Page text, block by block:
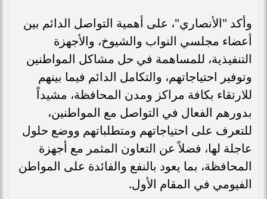
وأكد "الأنصاري"، على أهمية التواصل الدائم بين
أعضاء مجلسي النواب والشيوخ، والأجهزة
التنفيذية، للمساهمة في حل مشاكل المواطنين
وتوفير احتياجاتهم، والتكامل الدائم فيما بينهم
للارتقاء بكافة مراكز ومدن المحافظة، مشيداً
بدورهم الفعال في التواصل مع المواطنين،
للتعرف على احتياجاتهم ومتطلباتهم ووضع حلول
عاجلة لها، فضلاً عن التعاون المثمر مع أجهزة
المحافظة، بما يعود بالنفع والفائدة على المواطن
الفيومي في المقام الأول.